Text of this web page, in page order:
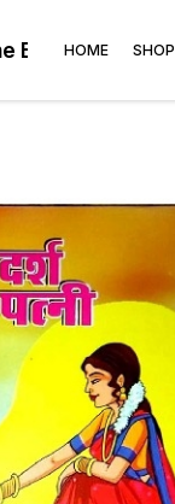
Book's shop
HOME SHOP